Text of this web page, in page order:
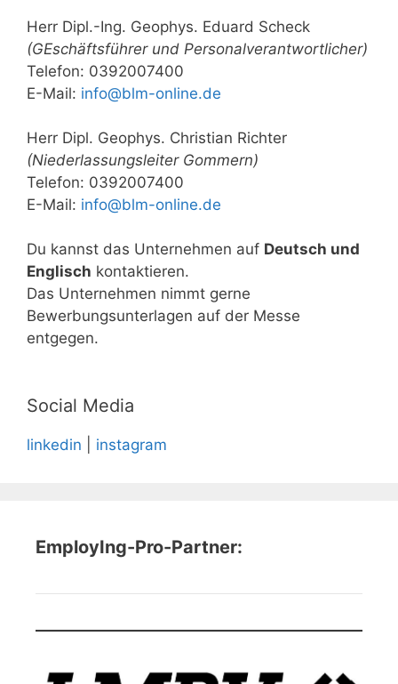
Herr Dipl.-Ing. Geophys. Eduard Scheck
(GEschäftsführer und Personalverantwortlicher)
Telefon: 0392007400
E-Mail: info@blm-online.de
Herr Dipl. Geophys. Christian Richter
(Niederlassungsleiter Gommern)
Telefon: 0392007400
E-Mail: info@blm-online.de
Du kannst das Unternehmen auf Deutsch und
Englisch kontaktieren.
Das Unternehmen nimmt gerne
Bewerbungsunterlagen auf der Messe
entgegen.
Social Media
linkedin instagram
EmployIng-Pro-Partner: